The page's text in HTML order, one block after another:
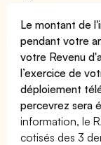
Le montant de
pendant votre
votre Revenu
l’exercice de
déploiement
percevrez sera
information, le
cotisés des 3